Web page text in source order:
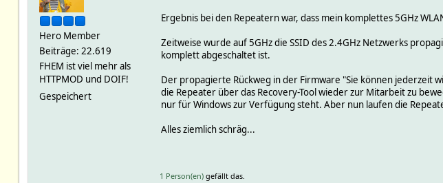
Hero Member
Beiträge: 22.619
FHEM ist viel mehr als
HTTPMOD und DOIF!
Gespeichert
Ergebnis bei den Repeatern war, dass mein komplettes 5GHz
Zeitweise wurde auf 5GHz die SSID des 2.4GHz Netzwerks
komplett abgeschaltet ist.
Der propagierte Rückweg in der Firmware "Sie können jederzeit
die Repeater über das Recovery-Tool wieder zur Mitarbeit zu
nur für Windows zur Verfügung steht. Aber nun laufen die
Alles ziemlich schräg...
1 Person(en)gefällt das.